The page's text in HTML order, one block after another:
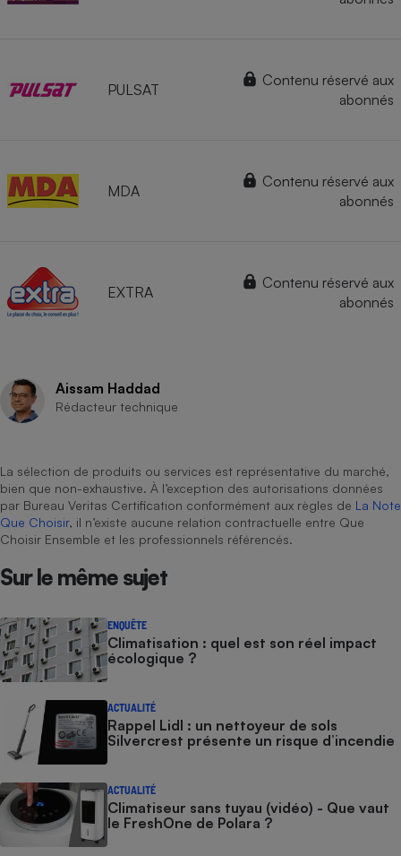
PULSAT
Contenu réservé aux
abonnés
MDA
Contenu réservé aux
abonnés
EXTRA
Contenu réservé aux
abonnés
Aissam Haddad
Rédacteur technique
La sélection de produits ou services est représentative du marché,
bien que non-exhaustive. À l’exception des autorisations données
par Bureau Veritas Certification conformément aux règles de La Note
Que Choisir, il n’existe aucune relation contractuelle entre Que
Choisir Ensemble et les professionnels référencés.
Sur le même sujet
ENQUÊTE
Climatisation : quel est son réel impact
écologique ?
ACTUALITÉ
Rappel Lidl : un nettoyeur de sols
Silvercrest présente un risque d’incendie
ACTUALITÉ
Climatiseur sans tuyau (vidéo) - Que vaut
le FreshOne de Polara ?